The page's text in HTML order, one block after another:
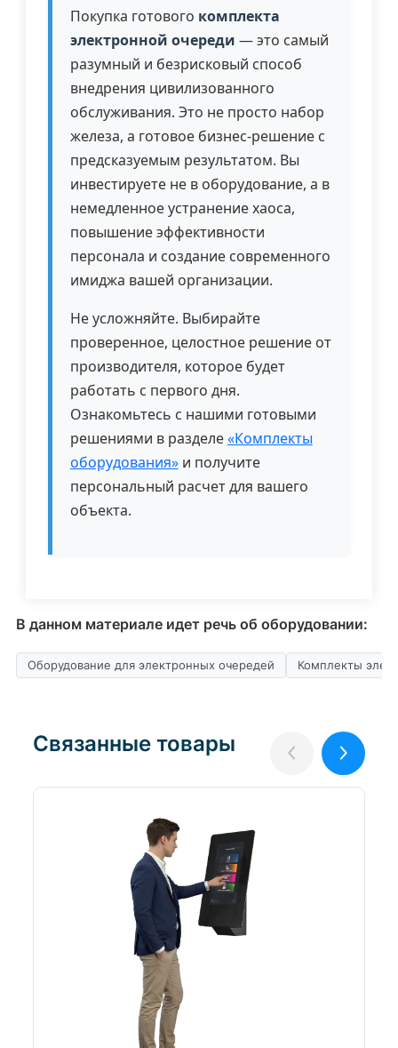
Покупка готового комплекта
электронной очереди — это самый
разумный и безрисковый способ
внедрения цивилизованного
обслуживания. Это не просто набор
железа, а готовое бизнес-решение с
предсказуемым результатом. Вы
инвестируете не в оборудование, а в
немедленное устранение хаоса,
повышение эффективности
персонала и создание современного
имиджа вашей организации.
Не усложняйте. Выбирайте
проверенное, целостное решение от
производителя, которое будет
работать с первого дня.
Ознакомьтесь с нашими готовыми
решениями в разделе«Комплекты
оборудования»и получите
персональный расчет для вашего
объекта.
В данном материале идет речь об оборудовании:
Оборудование для электронных очередей Комплекты
Связанные товары
Назад Вперёд